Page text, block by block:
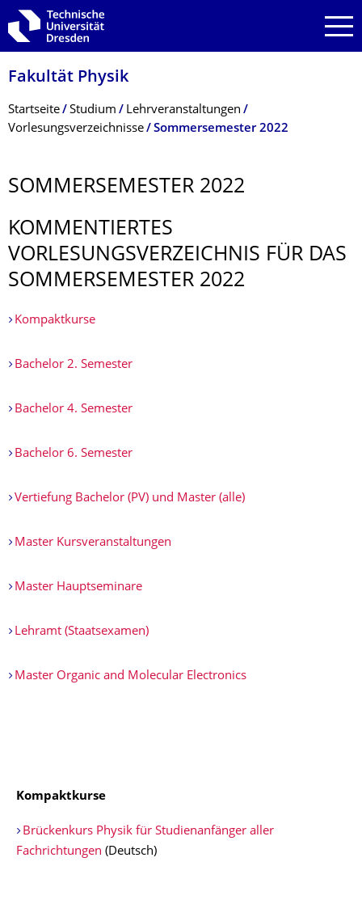
Zur Hauptnavigation springen
Zur Suche springen
Zum Inhalt springen
Fakultät Physik
Breadcrumb-Menü
Startseite Studium
Lehrveranstaltungen
Vorlesungsverzeichnisse
Sommersemester 2022
SOMMERSEMESTER 2022
KOMMENTIERTES
VORLESUNGSVERZEICHNIS FÜR DAS
SOMMERSEMESTER 2022
Kompaktkurse
Bachelor 2. Semester
Bachelor 4. Semester
Bachelor 6. Semester
Vertiefung Bachelor (PV) und Master (alle)
Master Kursveranstaltungen
Master Hauptseminare
Lehramt (Staatsexamen)
Master Organic and Molecular Electronics
Kompaktkurse
Brückenkurs Physik für Studienanfänger aller
Fachrichtungen (Deutsch)